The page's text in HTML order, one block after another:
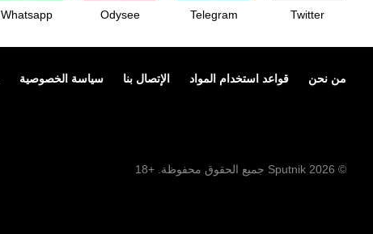
Twitter
Telegram
Odysee
Whatsapp
من نحن قواعد استخدام المواد الإتصال بنا سياسة الخصوصية
© 2026 Sputnik جميع الحقوق محفوظة. +18